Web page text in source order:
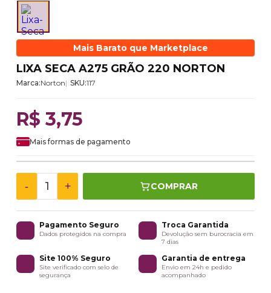
Mais Barato que Marketplace
LIXA SECA A275 GRÃO 220 NORTON
Marca:Norton SKU:117
R$ 3,75
Mais formas de pagamento
- + COMPRAR
Pagamento Seguro
Dados protegidos na compra
Troca Garantida
Devolução sem burocracia em
7 dias
Site 100% Seguro
Site verificado com selo de
segurança
Garantia de entrega
Envio em 24h e pedido
acompanhado